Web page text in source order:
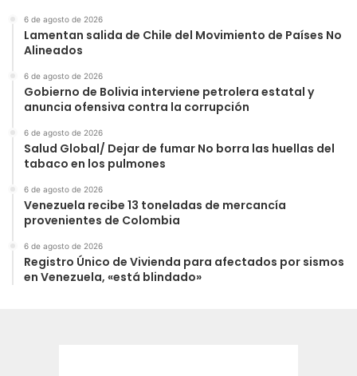
6 de agosto de 2026
Lamentan salida de Chile del Movimiento de Países No
Alineados
6 de agosto de 2026
Gobierno de Bolivia interviene petrolera estatal y
anuncia ofensiva contra la corrupción
6 de agosto de 2026
Salud Global/ Dejar de fumar No borra las huellas del
tabaco en los pulmones
6 de agosto de 2026
Venezuela recibe 13 toneladas de mercancía
provenientes de Colombia
6 de agosto de 2026
Registro Único de Vivienda para afectados por sismos
en Venezuela, «está blindado»